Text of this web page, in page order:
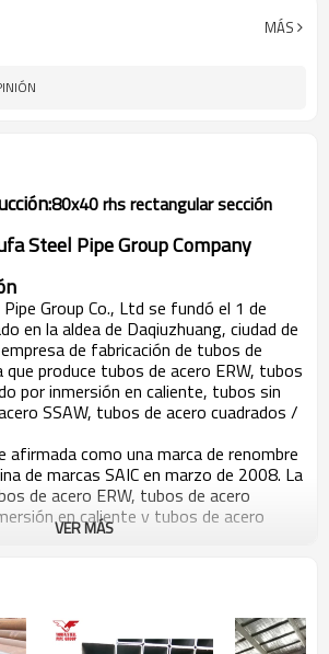
exportación de pvc
ASTM A53 Gr. A B C
MÁS
80x40 rhs rectangular sección
Steel Pipe Group Company
Group Co., Ltd se fundó el 1 de
en la aldea de Daqiuzhuang, ciudad de
de fabricación de tubos de
que produce tubos de acero ERW, tubos
por inmersión en caliente, tubos sin
SSAW, tubos de acero cuadrados /
afirmada como una marca de renombre
de marcas SAIC en marzo de 2008. La
de acero ERW, tubos de acero
en caliente y tubos de acero
por Tianjin como "producto de
años consecutivos, Youfa Group ha
las 500 mejores empresas de China en
como las 500 principales fábricas de
Group ocupó el puesto No.375 en las
VER MÁS